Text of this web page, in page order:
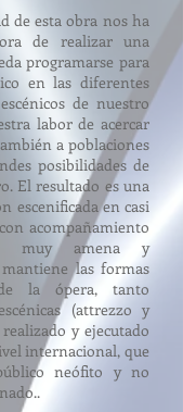
de esta obra nos ha
de realizar una
programarse para
en las diferentes
de nuestro
labor de acercar
a poblaciones
posibilidades de
El resultado es una
escenificada en casi
acompañamiento
muy amena y
las formas
la ópera, tanto
(attrezzo y
y ejecutado
internacional, que
neófito y no